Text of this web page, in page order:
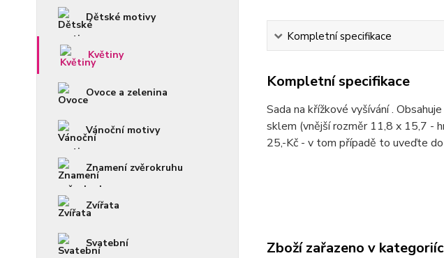
Dětské motivy
Květiny
Ovoce a zelenina
Vánoční motivy
Znamení zvěrokruhu
Zvířata
Svatební
Kompletní specifikace
Kompletní specifikace
Sada na křížkové vyšívání .
sklem (vnější rozměr 11,8 x 15,7 -
25,-Kč - v tom případě to uveďte
Zboží zařazeno v